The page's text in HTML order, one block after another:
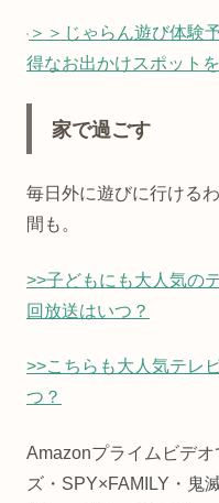
＞＞じゃらん遊び体験
得なお出かけスポット
家で過ごす
毎日外に遊びに行ける
間も。
>>子どもにも大人気の
回放送はいつ？
>>こちらも大人気テレ
つ？
Amazonプライムビデ
ズ・SPY×FAMILY・鬼